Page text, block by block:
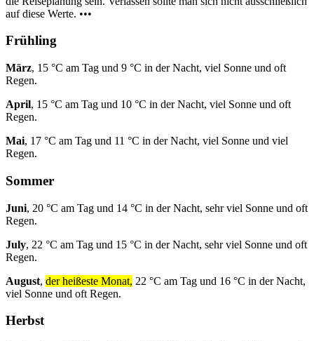
auf diese Werte. •••
Frühling
März, 15 °C am Tag und 9 °C in der Nacht, viel Sonne und oft
Regen.
April, 15 °C am Tag und 10 °C in der Nacht, viel Sonne und oft
Regen.
Mai, 17 °C am Tag und 11 °C in der Nacht, viel Sonne und viel
Regen.
Sommer
Juni, 20 °C am Tag und 14 °C in der Nacht, sehr viel Sonne und oft
Regen.
July, 22 °C am Tag und 15 °C in der Nacht, sehr viel Sonne und oft
Regen.
August, der heißeste Monat, 22 °C am Tag und 16 °C in der Nacht,
viel Sonne und oft Regen.
Herbst